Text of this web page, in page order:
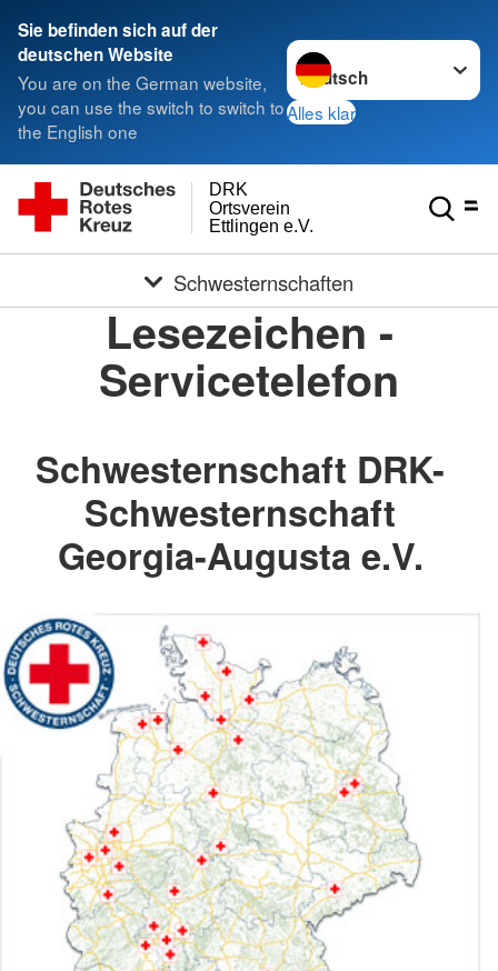
Sie befinden sich auf der
deutschen Website
You are on the German website,
you can use the switch to switch to
the English one
Sprache wechseln zu
Alles klar
Ettlingen e.V.
Ortsverein
DRK
Schwesternschaften
Lesezeichen -
Servicetelefon
Schwesternschaft DRK-
Schwesternschaft
Georgia-Augusta e.V.